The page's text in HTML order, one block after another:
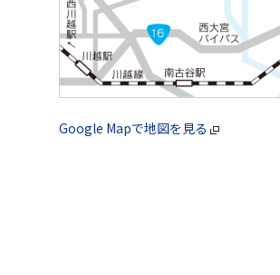
Google Mapで地図を見る